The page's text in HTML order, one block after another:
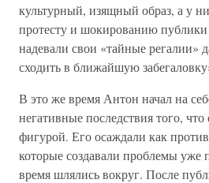
культурный, изящный образ, а у
протесту и шокированию
надевали свои «тайные регалии»
сходить в ближайшую
В это же время Антон начал на
негативные последствия того,
фигурой. Его осаждали как
которые создавали проблемы уже
время шлялись вокруг. После